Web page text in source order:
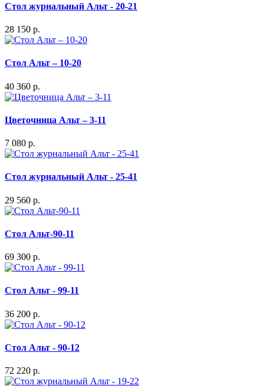
Стол журнальный Альт - 20-21
28 150 р.
Стол Альт – 10-20
40 360 р.
Цветочница Альт – 3-11
7 080 р.
Стол журнальный Альт - 25-41
29 560 р.
Стол Альт-90-11
69 300 р.
Стол Альт - 99-11
36 200 р.
Стол Альт - 90-12
72 220 р.